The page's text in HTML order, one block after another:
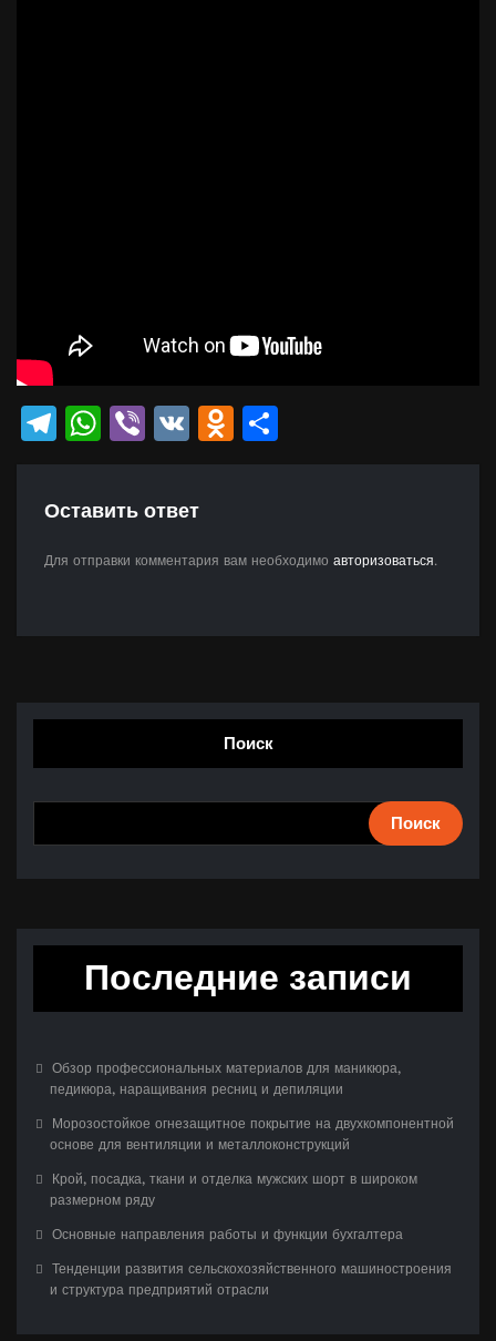
Telegram
WhatsApp
Viber
VK Odnoklassniki
Оставить ответ
Для отправки комментария вам необходимо авторизоваться.
Поиск
Поиск
Последние записи
Обзор профессиональных материалов для маникюра,
педикюра, наращивания ресниц и депиляции
Морозостойкое огнезащитное покрытие на двухкомпонентной
основе для вентиляции и металлоконструкций
Крой, посадка, ткани и отделка мужских шорт в широком
размерном ряду
Основные направления работы и функции бухгалтера
Тенденции развития сельскохозяйственного машиностроения
и структура предприятий отрасли